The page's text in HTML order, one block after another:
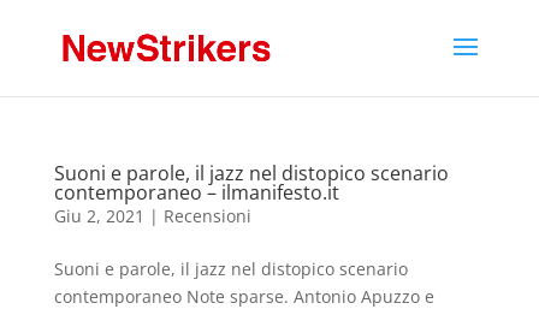
Suoni e parole, il jazz nel distopico scenario
contemporaneo – ilmanifesto.it
Giu 2, 2021 | Recensioni
Suoni e parole, il jazz nel distopico scenario
contemporaneo Note sparse. Antonio Apuzzo e